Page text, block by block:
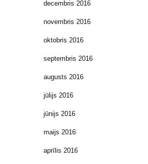
decembris 2016
novembris 2016
oktobris 2016
septembris 2016
augusts 2016
jūlijs 2016
jūnijs 2016
maijs 2016
aprīlis 2016